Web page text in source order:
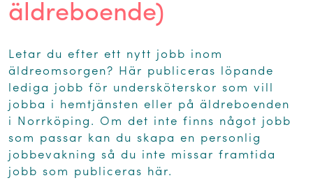
äldreboende)
Letar du efter ett nytt jobb inom
äldreomsorgen? Här publiceras löpande
lediga jobb för undersköterskor som vill
jobba i hemtjänsten eller på äldreboenden
i Norrköping. Om det inte finns något jobb
som passar kan du skapa en personlig
jobbevakning så du inte missar framtida
jobb som publiceras här.